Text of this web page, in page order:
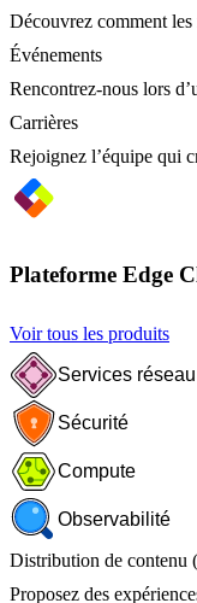
Découvrez comment les
Événements
Rencontrez-nous lors
Carrières
Rejoignez l’équipe qui
Plateforme Edge
Voir tous les produits
Services réseau
Sécurité
Compute
Observabilité
Distribution de contenu
Proposez des